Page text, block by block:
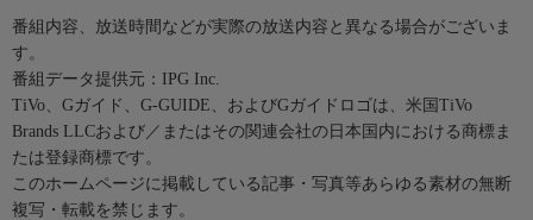
番組内容、放送時間などが実際の放送内容と異なる場合がございま
す。
番組データ提供元：IPG Inc.
TiVo、Gガイド、G-GUIDE、およびGガイドロゴは、米国TiVo
Brands LLCおよび／またはその関連会社の日本国内における商標ま
たは登録商標です。
このホームページに掲載している記事・写真等あらゆる素材の無断
複写・転載を禁じます。